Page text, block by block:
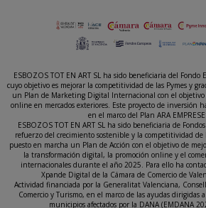
ESBOZOS TOT EN ART SL ha sido beneficiaria del Fondo
cuyo objetivo es mejorar la competitividad de las Pymes y
un Plan de Marketing Digital Internacional con el objetivo
online en mercados exteriores. Este proyecto de inversión
en el marco del Plan ARA
ESBOZOS TOT EN ART SL ha sido beneficiaria de
refuerzo del crecimiento sostenible y la competitividad de
puesto en marcha un Plan de Acción con el objetivo de
la transformación digital, la promoción online y el
internacionales durante el año 2025. Para ello ha
Xpande Digital de la Cámara de Comercio de
Actividad financiada por la Generalitat Valenciana,
Comercio y Turismo, en el marco de las ayudas dirigidas
municipios afectados por la DANA (EMDANA